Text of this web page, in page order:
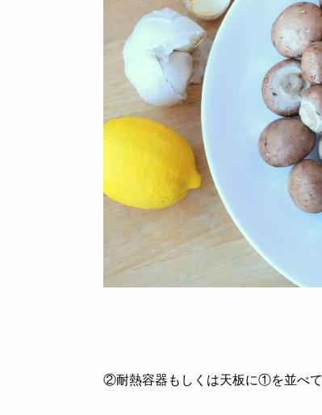
②耐熱容器もしくは天板に①を並べ